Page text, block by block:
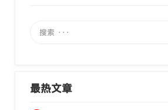
最热文章